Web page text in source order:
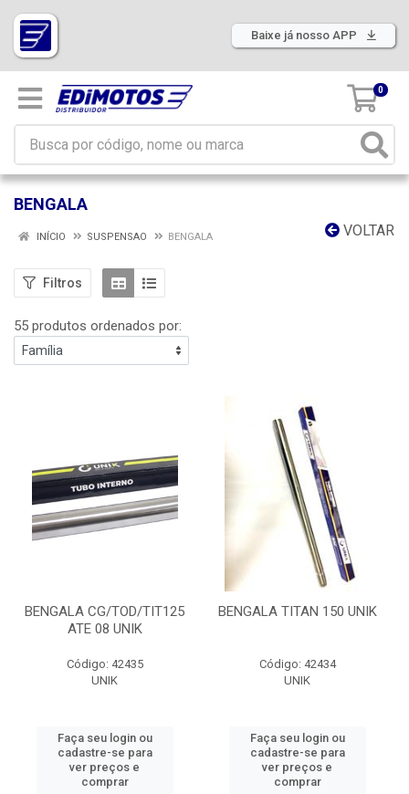
Baixe já nosso APP
0
BENGALA
VOLTAR
INÍCIO SUSPENSAO BENGALA
Filtros
55 produtos ordenados por:
BENGALA CG/TOD/TIT125
ATE 08 UNIK
Código: 42435
UNIK
Faça seu login ou
cadastre-se para
ver preços e
comprar
BENGALA TITAN 150 UNIK
Código: 42434
UNIK
Faça seu login ou
cadastre-se para
ver preços e
comprar